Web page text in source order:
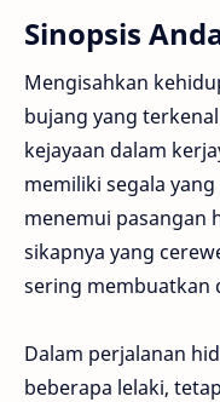
Sinopsis
Mengisahkan
bujang yang
kejayaan dalam
memiliki segala
menemui pasangan
sikapnya yang
sering membuatkan
Dalam perjalanan
beberapa lelaki,